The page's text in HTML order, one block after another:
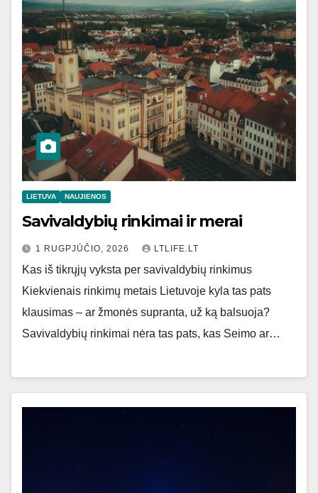
LIETUVA NAUJIENOS
Savivaldybių rinkimai ir merai
1 RUGPJŪČIO, 2026 LTLIFE.LT
Kas iš tikrųjų vyksta per savivaldybių rinkimus
Kiekvienais rinkimų metais Lietuvoje kyla tas pats
klausimas – ar žmonės supranta, už ką balsuoja?
Savivaldybių rinkimai nėra tas pats, kas Seimo ar…